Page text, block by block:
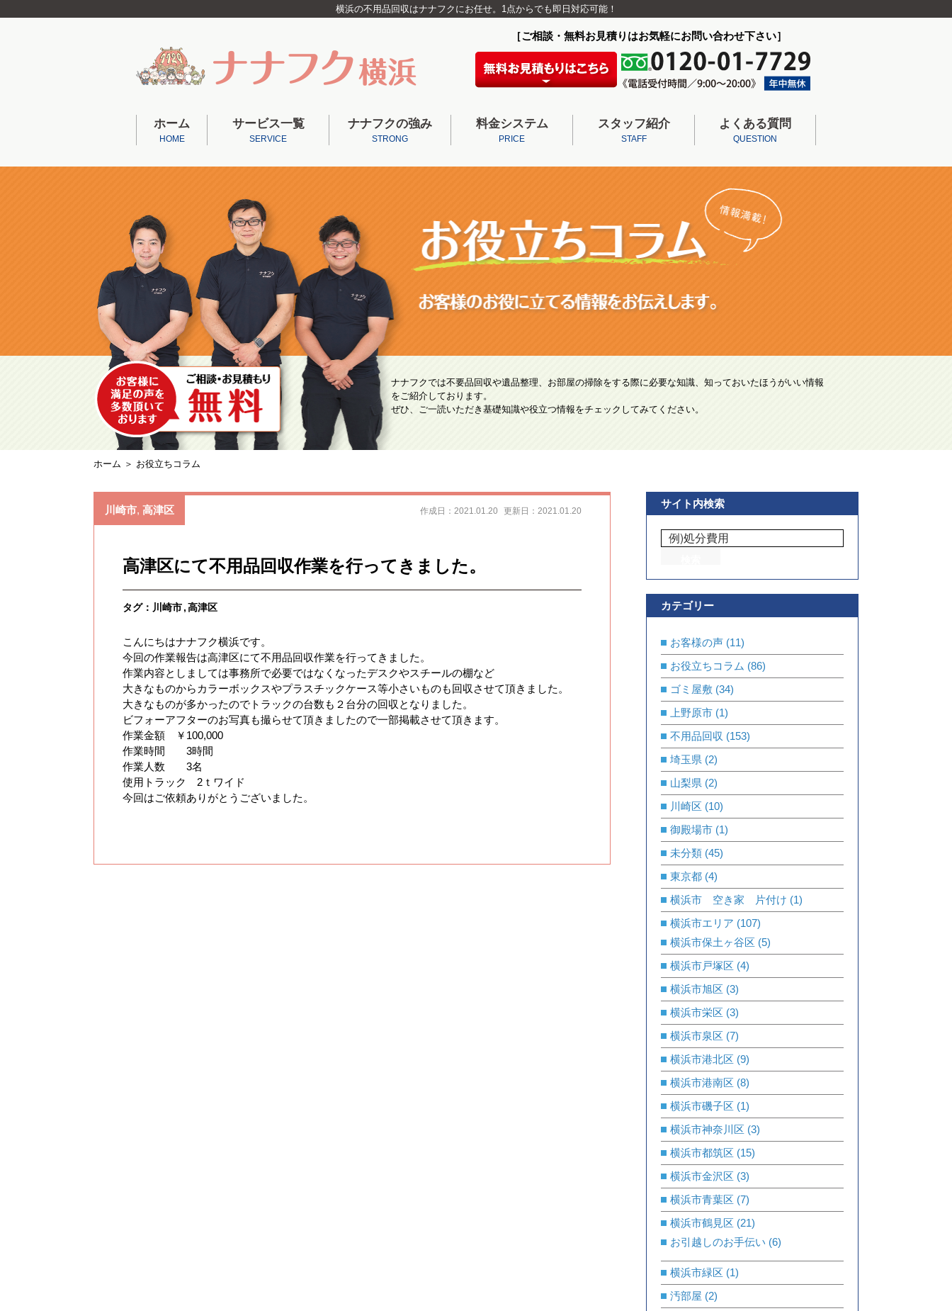
横浜の不用品回収はナナフクにお任せ。1点からでも即日対応可能！
［ご相談・無料お見積りはお気軽にお問い合わせ下さい］
ホーム
HOME
サービス一覧
SERVICE
ナナフクの強み
STRONG
料金システム
PRICE
スタッフ紹介
STAFF
よくある質問
QUESTION
ナナフクでは不要品回収や遺品整理、お部屋の掃除をする際に必要な知識、知っておいたほうがいい情報
をご紹介しております。
ぜひ、ご一読いただき基礎知識や役立つ情報をチェックしてみてください。
ホーム ＞ お役立ちコラム
川崎市, 高津区 作成日：2021.01.20 更新日：2021.01.20
高津区にて不用品回収作業を行ってきました。
タグ： 川崎市 高津区
こんにちはナナフク横浜です。
今回の作業報告は高津区にて不用品回収作業を行ってきました。
作業内容としましては事務所で必要ではなくなったデスクやスチールの棚など
大きなものからカラーボックスやプラスチックケース等小さいものも回収させて頂きました。
大きなものが多かったのでトラックの台数も２台分の回収となりました。
ビフォーアフターのお写真も撮らせて頂きましたので一部掲載させて頂きます。
作業金額 ￥100,000
作業時間 3時間
作業人数 3名
使用トラック 2ｔワイド
今回はご依頼ありがとうございました。
サイト内検索
カテゴリー
お客様の声 (11)
お役立ちコラム (86)
ゴミ屋敷 (34)
上野原市 (1)
不用品回収 (153)
埼玉県 (2)
山梨県 (2)
川崎区 (10)
御殿場市 (1)
未分類 (45)
東京都 (4)
横浜市 空き家 片付け (1)
横浜市エリア (107)
横浜市保土ヶ谷区 (5)
横浜市戸塚区 (4)
横浜市旭区 (3)
横浜市栄区 (3)
横浜市泉区 (7)
横浜市港北区 (9)
横浜市港南区 (8)
横浜市磯子区 (1)
横浜市神奈川区 (3)
横浜市都筑区 (15)
横浜市金沢区 (3)
横浜市青葉区 (7)
横浜市鶴見区 (21)
お引越しのお手伝い (6)
横浜市緑区 (1)
汚部屋 (2)